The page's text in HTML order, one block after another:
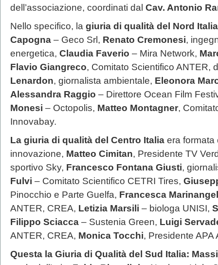
dell’associazione, coordinati dal Cav. Antonio
Nello specifico, la giuria di qualità del Nord Italia
Capogna – Geco Srl, Renato Cremonesi,
energetica, Claudia Faverio – Mira Network,
Flavio Giangreco, Comitato Scientifico ANTER,
Lenardon, giornalista ambientale, Eleonora
Alessandra Raggio – Direttore Ocean Film
Monesi – Octopolis, Matteo Montagner,
Innovabay.
La giuria di qualità del Centro Italia era formata
innovazione, Matteo Cimitan, Presidente TV
sportivo Sky, Francesco Fontana Giusti,
Fulvi – Comitato Scientifico CETRI Tires,
Pinocchio e Parte Guelfa, Francesca
ANTER, CREA, Letizia Marsili – biologa UNISI,
Filippo Sciacca – Sustenia Green, Luigi
ANTER, CREA, Monica Tocchi, Presidente APA
Questa la Giuria di Qualità del Sud Italia: